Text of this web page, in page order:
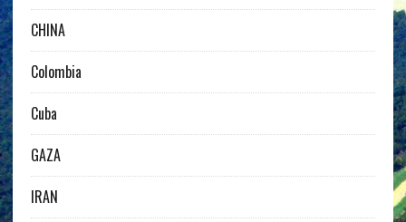
CHINA
Colombia
Cuba
GAZA
IRAN